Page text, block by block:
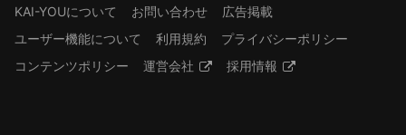
KAI-YOUについて
お問い合わせ
広告掲載
ユーザー機能について
利用規約
プライバシーポリシー
コンテンツポリシー
運営会社 採用情報